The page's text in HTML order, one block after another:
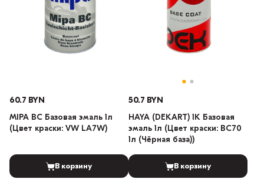
60.7 BYN
MIPA BC Базовая эмаль 1л
(Цвет краски: VW LA7W)
В корзину
50.7 BYN
HAYA (DEKART) 1К Базовая
эмаль 1л (Цвет краски: BC70
1л (Чёрная база))
В корзину